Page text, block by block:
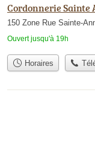
Cordonnerie Sainte
150 Zone Rue Sainte-
Ouvert jusqu'à 19h
Horaires